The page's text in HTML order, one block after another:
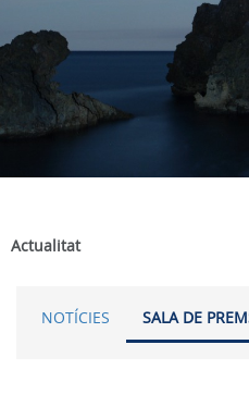
Actualitat
NOTÍCIES SALA DE